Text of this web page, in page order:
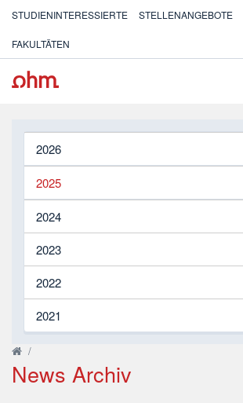
STUDIENINTERESSIERTE STELLENANGEBOTE
FAKULTÄTEN
2026
2025
2024
2023
2022
2021
/
News Archiv